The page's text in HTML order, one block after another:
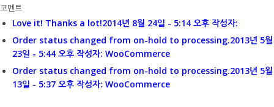
코멘트
Love it! Thanks a lot!2014년 8월 24일 - 5:14 오후 작성자:
Order status changed from on-hold to processing.2013년 5월
23일 - 5:44 오후 작성자: WooCommerce
Order status changed from on-hold to processing.2013년 5월
13일 - 5:37 오후 작성자: WooCommerce